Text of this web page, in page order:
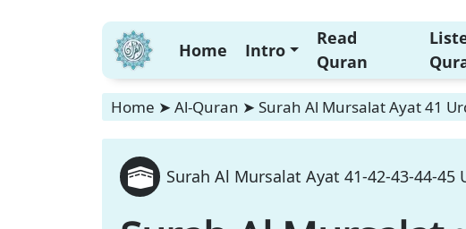
Home Intro
Read
Quran
Home ➤ Al-Quran ➤ Surah Al Mursalat Ayat 41
Surah Al Mursalat Ayat 41-42-43-44-45